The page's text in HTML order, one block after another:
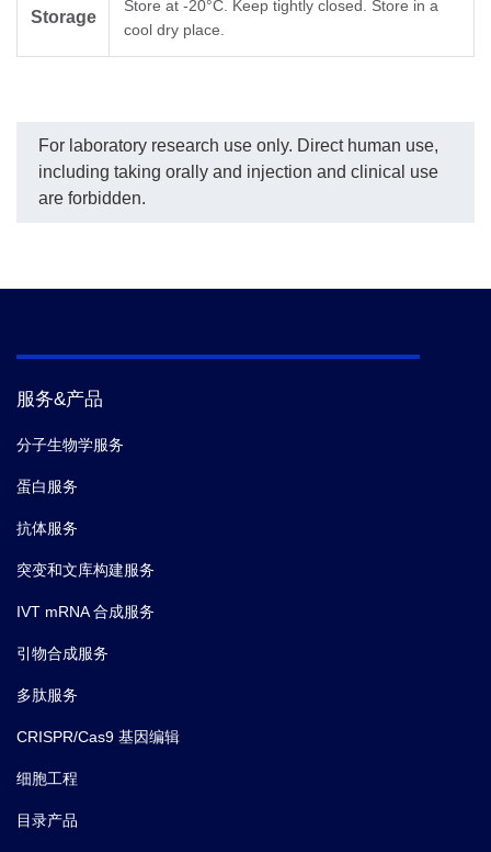
Storage
Store at -20°C. Keep tightly closed. Store in a
cool dry place.
For laboratory research use only. Direct human use,
including taking orally and injection and clinical use
are forbidden.
服务&产品
分子生物学服务
蛋白服务
抗体服务
突变和文库构建服务
IVT mRNA 合成服务
引物合成服务
多肽服务
CRISPR/Cas9 基因编辑
细胞工程
目录产品